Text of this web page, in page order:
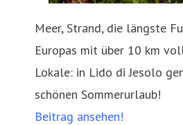
Meer, Strand, die längste
Europas mit über 10 km
Lokale: in Lido di Jesolo
schönen Sommerurlaub!
Beitrag ansehen!